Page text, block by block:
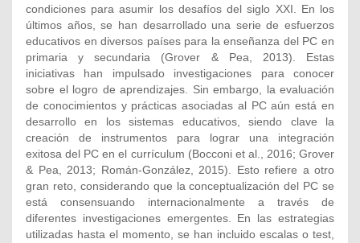
condiciones para asumir los desafíos del siglo XXI. En los
últimos años, se han desarrollado una serie de esfuerzos
educativos en diversos países para la enseñanza del PC en
primaria y secundaria (Grover & Pea, 2013). Estas
iniciativas han impulsado investigaciones para conocer
sobre el logro de aprendizajes. Sin embargo, la evaluación
de conocimientos y prácticas asociadas al PC aún está en
desarrollo en los sistemas educativos, siendo clave la
creación de instrumentos para lograr una integración
exitosa del PC en el currículum (Bocconi et al., 2016; Grover
& Pea, 2013; Román-González, 2015). Esto refiere a otro
gran reto, considerando que la conceptualización del PC se
está consensuando internacionalmente a través de
diferentes investigaciones emergentes. En las estrategias
utilizadas hasta el momento, se han incluido escalas o test,